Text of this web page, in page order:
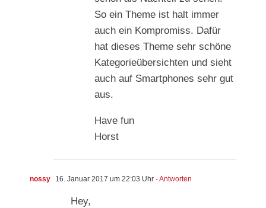
So ein Theme ist halt immer
auch ein Kompromiss. Dafür
hat dieses Theme sehr schöne
Kategorieübersichten und sieht
auch auf Smartphones sehr gut
aus.
Have fun
Horst
nossy 16. Januar 2017 um 22:03 Uhr - Antworten
Hey,